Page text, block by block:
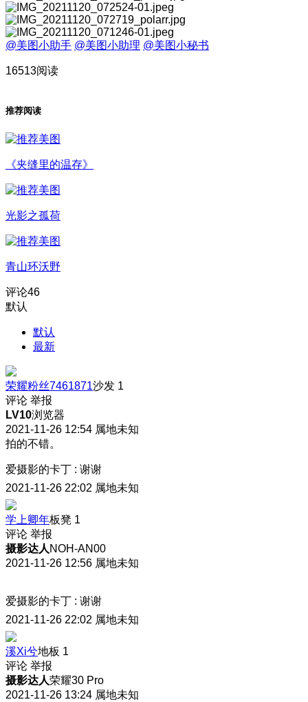
@美图小助手 @美图小助理 @美图小秘书
16513阅读
推荐阅读
《夹缝里的温存》
光影之孤荷
青山环沃野
评论46
默认
默认
最新
荣耀粉丝7461871沙发 1
评论 举报
LV10浏览器
2021-11-26 12:54 属地未知
拍的不错。
爱摄影的卡丁 : 谢谢
2021-11-26 22:02 属地未知
学上卿年板凳 1
评论 举报
摄影达人 NOH-AN00
2021-11-26 12:56 属地未知
爱摄影的卡丁 : 谢谢
2021-11-26 22:02 属地未知
溪Xi兮地板 1
评论 举报
摄影达人荣耀30 Pro
2021-11-26 13:24 属地未知